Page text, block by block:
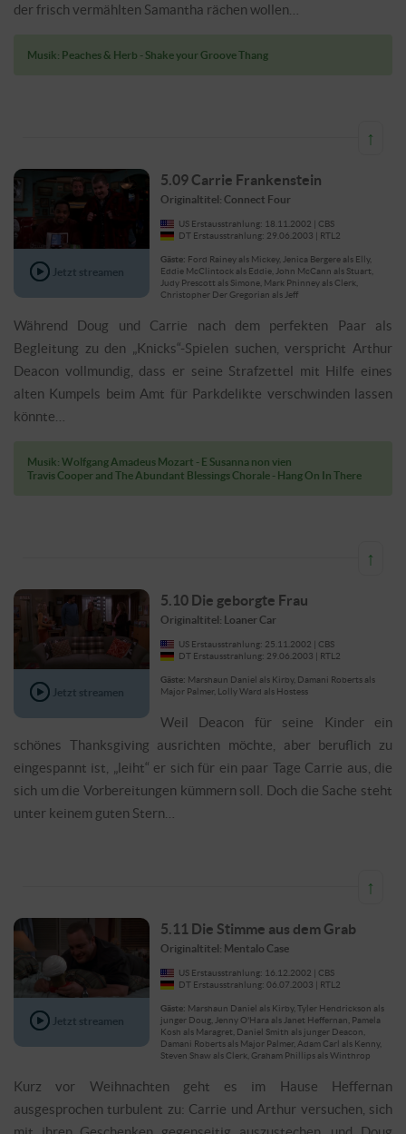
der frisch vermählten Samantha rächen wollen…
Musik: Peaches & Herb - Shake your Groove Thang
↑
Jetzt streamen
5.09 Carrie Frankenstein
Originaltitel: Connect Four
US Erstausstrahlung: 18.11.2002 | CBS
DT Erstausstrahlung: 29.06.2003 | RTL2
Gäste: Ford Rainey als Mickey, Jenica Bergere als Elly,
Eddie McClintock als Eddie, John McCann als Stuart,
Judy Prescott als Simone, Mark Phinney als Clerk,
Christopher Der Gregorian als Jeff
Während Doug und Carrie nach dem perfekten Paar als
Begleitung zu den „Knicks“-Spielen suchen, verspricht Arthur
Deacon vollmundig, dass er seine Strafzettel mit Hilfe eines
alten Kumpels beim Amt für Parkdelikte verschwinden lassen
könnte…
Musik: Wolfgang Amadeus Mozart - E Susanna non vien
Travis Cooper and The Abundant Blessings Chorale - Hang On In There
↑
Jetzt streamen
5.10 Die geborgte Frau
Originaltitel: Loaner Car
US Erstausstrahlung: 25.11.2002 | CBS
DT Erstausstrahlung: 29.06.2003 | RTL2
Gäste: Marshaun Daniel als Kirby, Damani Roberts als
Major Palmer, Lolly Ward als Hostess
Weil Deacon für seine Kinder ein
schönes Thanksgiving ausrichten möchte, aber beruflich zu
eingespannt ist, „leiht“ er sich für ein paar Tage Carrie aus, die
sich um die Vorbereitungen kümmern soll. Doch die Sache steht
unter keinem guten Stern…
↑
Jetzt streamen
5.11 Die Stimme aus dem Grab
Originaltitel: Mentalo Case
US Erstausstrahlung: 16.12.2002 | CBS
DT Erstausstrahlung: 06.07.2003 | RTL2
Gäste: Marshaun Daniel als Kirby, Tyler Hendrickson als
junger Doug, Jenny O'Hara als Janet Heffernan, Pamela
Kosh als Maragret, Daniel Smith als junger Deacon,
Damani Roberts als Major Palmer, Adam Carl als Kenny,
Steven Shaw als Clerk, Graham Phillips als Winthrop
Kurz vor Weihnachten geht es im Hause Heffernan
ausgesprochen turbulent zu: Carrie und Arthur versuchen, sich